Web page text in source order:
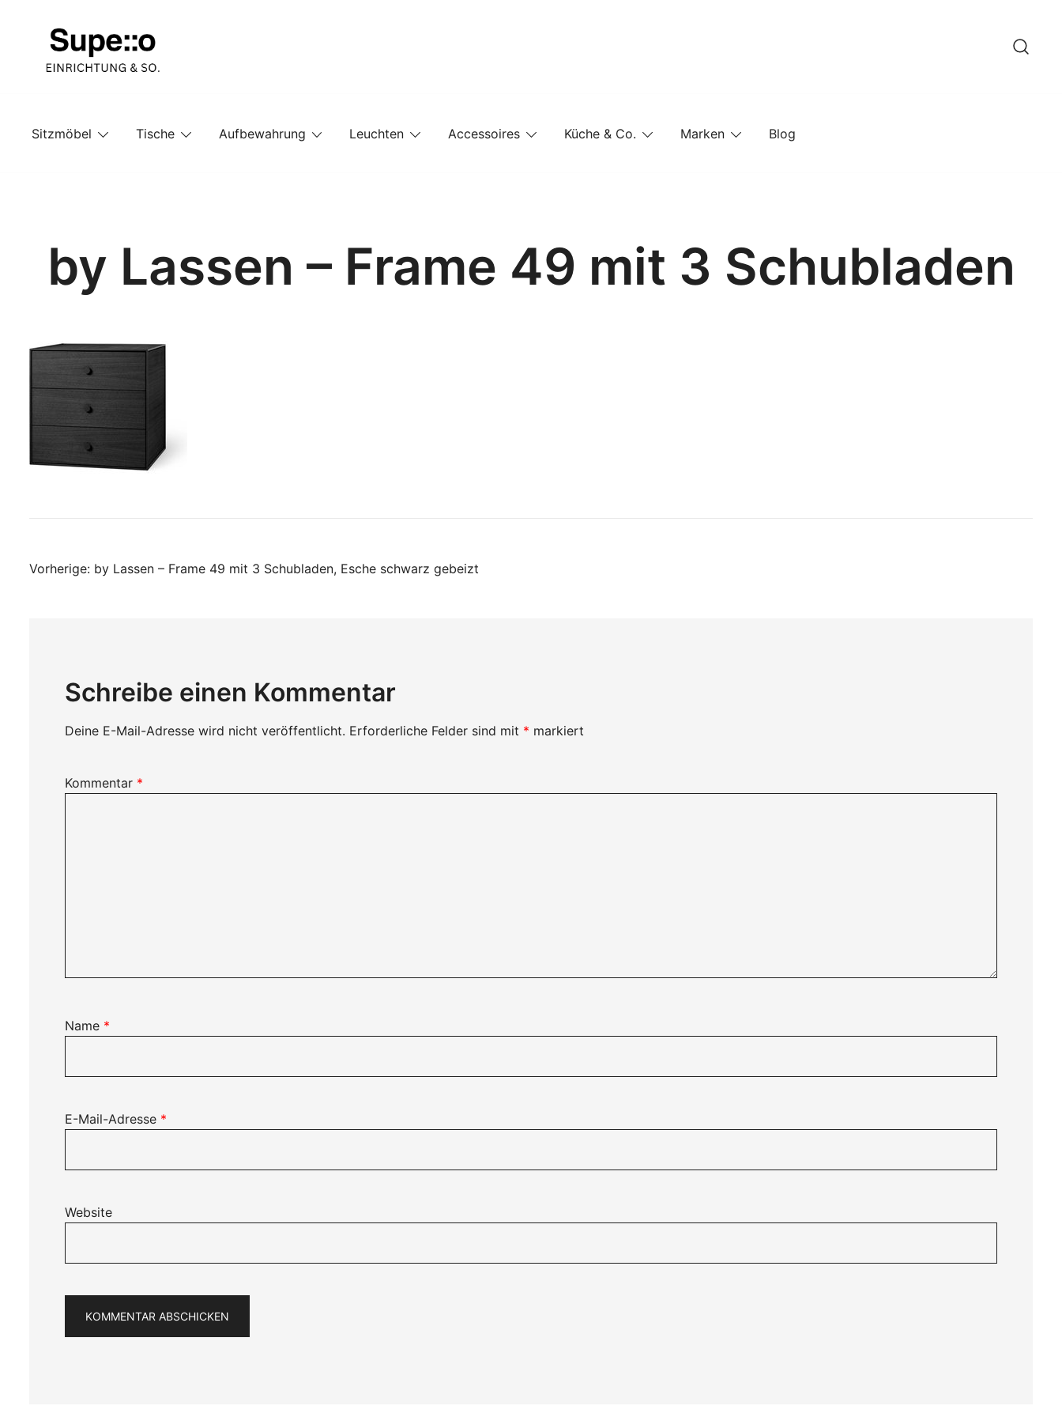
Sitzmöbel
Tische Aufbewahrung Leuchten Accessoires Küche & Co. Marken Blog
by Lassen – Frame 49 mit 3 Schubladen
Beitragsnavigation
Vorherige: by Lassen – Frame 49 mit 3 Schubladen, Esche schwarz gebeizt
Schreibe einen Kommentar
Deine E-Mail-Adresse wird nicht veröffentlicht. Erforderliche Felder sind mit * markiert
Kommentar *
Name *
E-Mail-Adresse *
Website